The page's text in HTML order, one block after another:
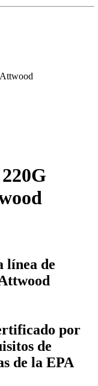
línea de
por
de
de la EPA